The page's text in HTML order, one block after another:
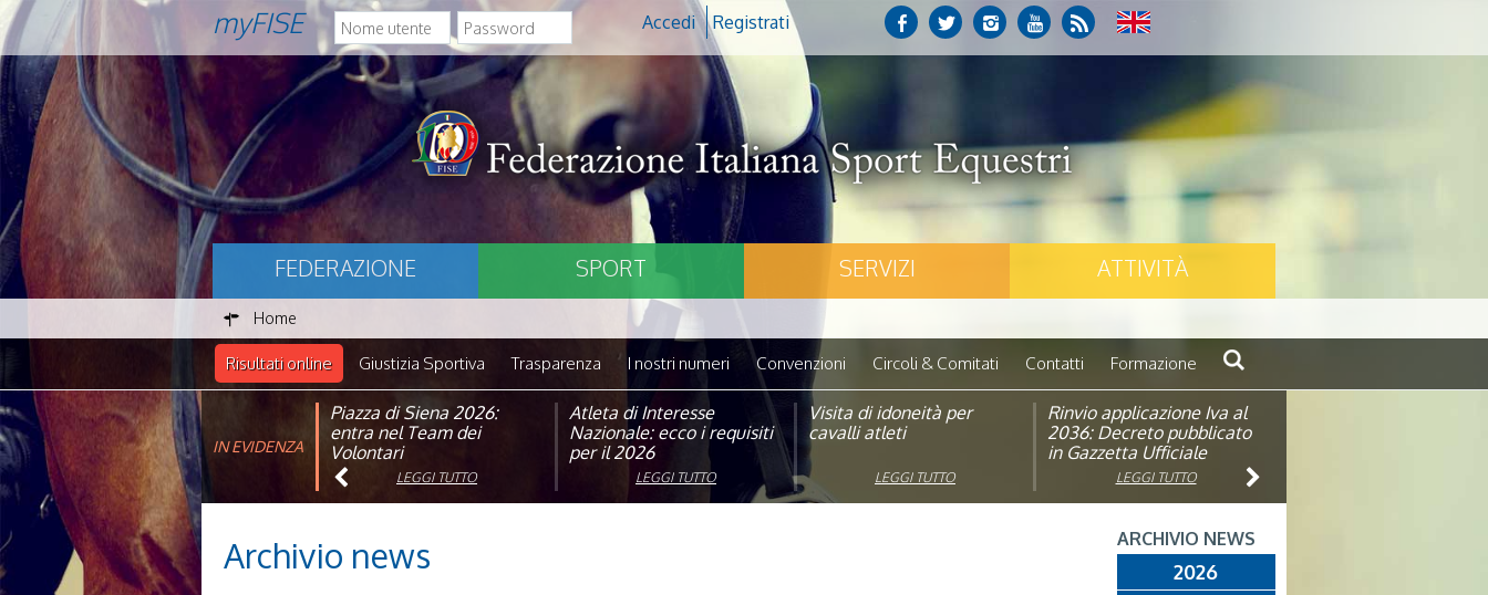
myFISE Accedi Registrati
FEDERAZIONE SPORT SERVIZI ATTIVITÀ
Home
Risultati online Giustizia Sportiva Trasparenza I nostri numeri Convenzioni Circoli & Comitati Contatti Formazione
IN EVIDENZA
Piazza di Siena 2026:
entra nel Team dei
Volontari
LEGGI TUTTO
Atleta di Interesse
Nazionale: ecco i requisiti
per il 2026
LEGGI TUTTO
Visita di idoneità per
cavalli atleti
LEGGI TUTTO
Rinvio applicazione Iva al
2036: Decreto pubblicato
in Gazzetta Ufficiale
LEGGI TUTTO
FISE: aperta la Campagna
affiliazione 2026
LEGGI TUTTO
Natale con la FISE: al via
la nona edizione
dell’iniziativa solidale della
Federazione Italiana Sport
Equestri
LEGGI TUTTO
Studente Atleta di alto
livello: pubblicato il bando
per l’anno scolastico
2025/2026LEGGI TUTTO
Visita veterinaria annuale
LEGGI TUTTO
Archivio news ARCHIVIO NEWS
2026